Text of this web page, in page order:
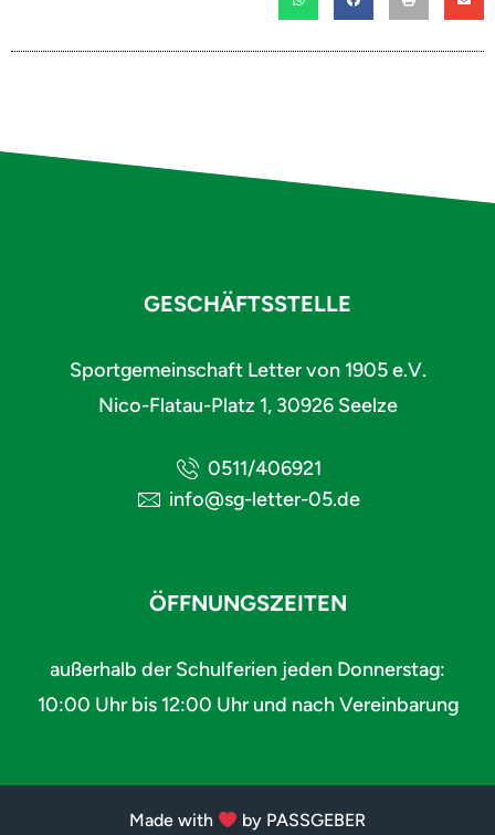
GESCHÄFTSSTELLE
Sportgemeinschaft Letter von 1905 e.V.
Nico-Flatau-Platz 1, 30926 Seelze
0511/406921
info@sg-letter-05.de
ÖFFNUNGSZEITEN
außerhalb der Schulferien jeden Donnerstag:
10:00 Uhr bis 12:00 Uhr und nach Vereinbarung
Made with by PASSGEBER